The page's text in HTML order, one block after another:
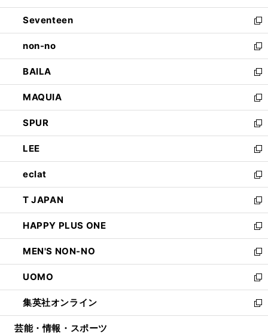
開
く
ウ
で
開
く
ン
ド
ウ
で
開
く
Seventeen
新
し
い
ウ
ィ
ン
ド
ウ
で
開
く
non-no
新
し
い
ウ
ィ
ン
ド
ウ
で
開
く
BAILA
新
し
い
ウ
ィ
ン
ド
ウ
で
開
く
MAQUIA
新
し
い
ウ
ィ
ン
ド
ウ
で
開
く
SPUR
新
し
い
ウ
ィ
ン
ド
ウ
で
開
く
LEE
新
し
い
ウ
ィ
ン
ド
ウ
で
開
く
eclat
新
し
い
ウ
ィ
ン
ド
ウ
で
開
く
T JAPAN
新
し
い
ウ
ィ
ン
ド
ウ
で
開
HAPPY PLUS ONE
新
し
い
ウ
ィ
ン
ド
ウ
MEN'S NON-NO
新
し
い
ウ
ィ
ン
UOMO
新
し
い
ウ
集英社オンライン
新
し
芸能・情報・スポーツ